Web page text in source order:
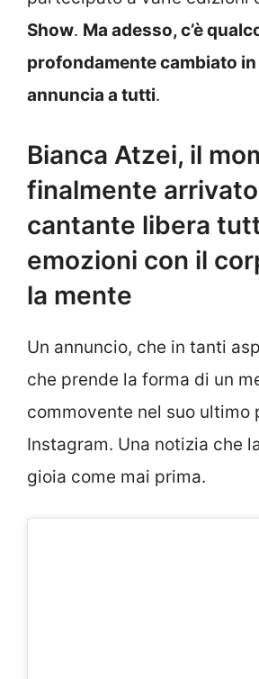
Show. Ma adesso, c’è
profondamente cambiato in
annuncia a tutti.
Bianca Atzei, il
finalmente
cantante libera
emozioni con il
la mente
Un annuncio, che in tanti
che prende la forma di un
commovente nel suo ultimo
Instagram. Una notizia che
gioia come mai prima.